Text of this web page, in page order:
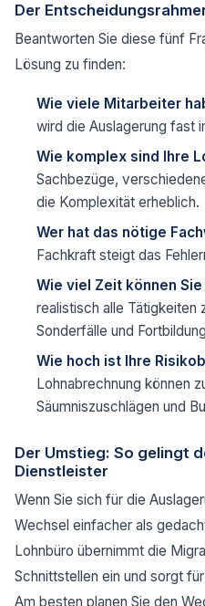
Der
Beantworten Sie diese fünf
Lösung zu finden:
Wie viele Mitarbeiter
wird die Auslagerung fast
Wie komplex sind Ihre
Sachbezüge,
die Komplexität erheblich.
Wer hat das nötige
Fachkraft steigt das
Wie viel Zeit können
realistisch alle Tätigkeiten
Sonderfälle und
Wie hoch ist Ihre
Lohnabrechnung können
Säumniszuschlägen und
Der Umstieg: So gelingt
Dienstleister
Wenn Sie sich für die
Wechsel einfacher als
Lohnbüro übernimmt die
Schnittstellen ein und sorgt
Am besten planen Sie den